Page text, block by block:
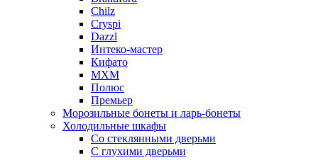
Chilz
Cryspi
Dazzl
Интеко-мастер
Кифато
МХМ
Полюс
Премьер
Морозильные бонеты и ларь-бонеты
Холодильные шкафы
Со стеклянными дверьми
С глухими дверьми